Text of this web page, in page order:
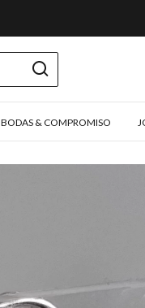
BODAS & COMPROMISO